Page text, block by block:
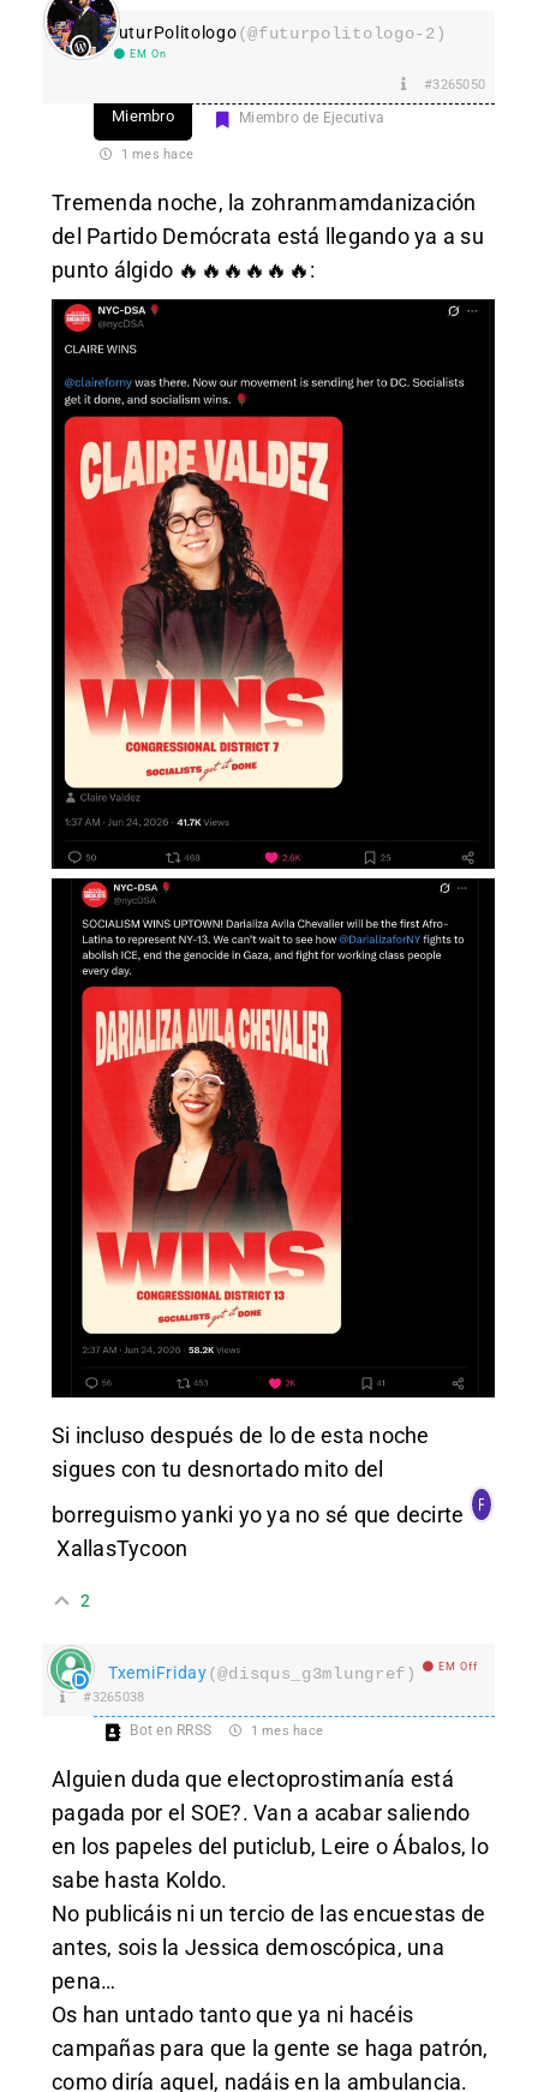
FuturPolitologo(@futurpolitologo-2)
EM On
#3265050
Miembro Miembro de Ejecutiva
1 mes hace
Tremenda noche, la zohranmamdanización
del Partido Demócrata está llegando ya a su
punto álgido 🔥🔥🔥🔥🔥🔥:
Si incluso después de lo de esta noche
sigues con tu desnortado mito del
borreguismo yanki yo ya no sé que decirte
XallasTycoon
2
TxemiFriday(@disqus_g3mlungref) EM Off
#3265038
Bot en RRSS 1 mes hace
Alguien duda que electoprostimanía está
pagada por el SOE?. Van a acabar saliendo
en los papeles del puticlub, Leire o Ábalos, lo
sabe hasta Koldo.
No publicáis ni un tercio de las encuestas de
antes, sois la Jessica demoscópica, una
pena…
Os han untado tanto que ya ni hacéis
campañas para que la gente se haga patrón,
como diría aquel, nadáis en la ambulancia.